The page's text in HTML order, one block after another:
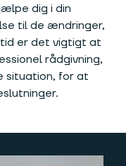
dig i din
til de ændringer,
er det vigtigt at
rådgivning,
situation, for at